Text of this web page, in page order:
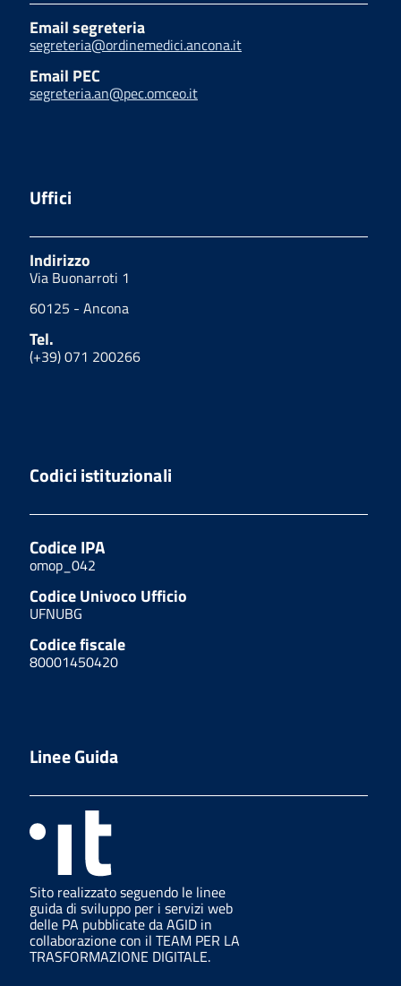
Email segreteria
segreteria@ordinemedici.ancona.it
Email PEC
segreteria.an@pec.omceo.it
Uffici
Indirizzo
Via Buonarroti 1
60125 - Ancona
Tel.
(+39) 071 200266
Codici istituzionali
Codice IPA
omop_042
Codice Univoco Ufficio
UFNUBG
Codice fiscale
80001450420
Linee Guida
Sito realizzato seguendo le linee
guida di sviluppo per i servizi web
delle PA pubblicate da AGID in
collaborazione con il TEAM PER LA
TRASFORMAZIONE DIGITALE.